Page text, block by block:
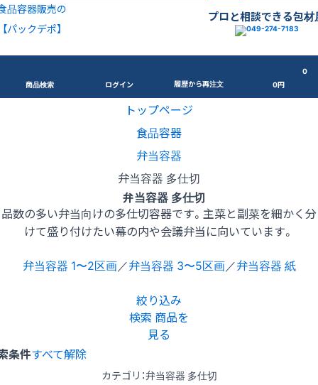
品容器販売の
【パックデポ】
プロと相談できる包材
商品検索 ログイン 履歴から再注文
0
0円
トップページ
食品容器
弁当容器
弁当容器 多仕切
弁当容器 多仕切
品数の多い弁当向けの多仕切容器です。主菜と副菜を細かく分
けて盛り付けたい幕の内や会議弁当に向いています。
弁当容器 1〜2区画／弁当容器 3〜5区画／弁当容器 紙
絞り込み
検索 商品を
見る
条件すべて解除
カテゴリ：弁当容器 多仕切